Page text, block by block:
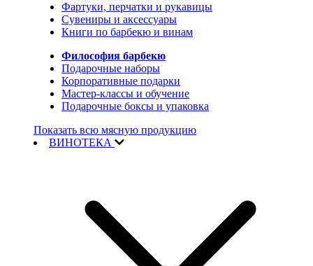
Фартуки, перчатки и рукавицы
Сувениры и аксессуары
Книги по барбекю и винам
Философия барбекю
Подарочные наборы
Корпоративные подарки
Мастер-классы и обучение
Подарочные боксы и упаковка
Показать всю мясную продукцию
ВИНОТЕКА